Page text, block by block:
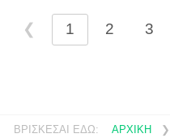
❮ 1 2 3
ΒΡΙΣΚΕΣΑΙ ΕΔΩ: ΑΡΧΙΚΗ ❯